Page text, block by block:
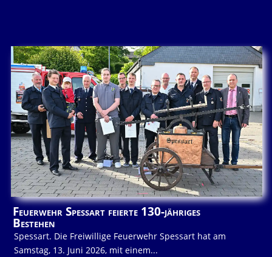
Feuerwehr Spessart feierte 130-jähriges
Bestehen
Spessart. Die Freiwillige Feuerwehr Spessart hat am
Samstag, 13. Juni 2026, mit einem...